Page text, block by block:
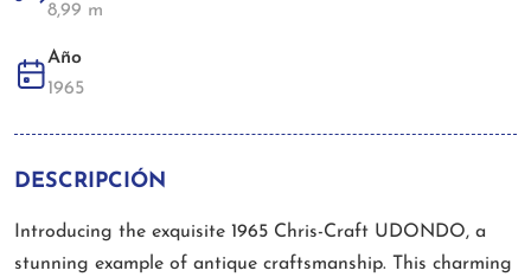
8,99 m
Año
1965
DESCRIPCIÓN
Introducing the exquisite 1965 Chris-Craft UDONDO, a
stunning example of antique craftsmanship. This charming